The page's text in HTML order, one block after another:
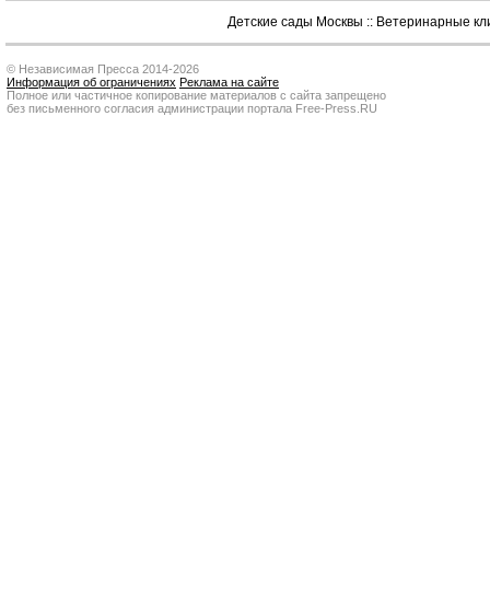
Детские сады Москвы :: Ветеринарные
© Независимая Пресса 2014-2026
Информация об ограничениях Реклама на сайте
Полное или частичное копирование материалов с сайта запрещено
без письменного согласия администрации портала Free-Press.RU